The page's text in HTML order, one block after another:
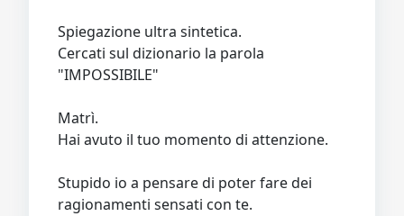
Spiegazione ultra sintetica.
Cercati sul dizionario la parola
"IMPOSSIBILE"
Matrì.
Hai avuto il tuo momento di attenzione.
Stupido io a pensare di poter fare dei
ragionamenti sensati con te.